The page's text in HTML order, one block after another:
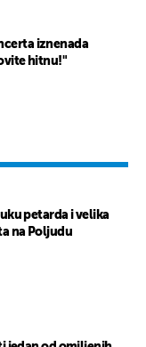
iznenada
hitnu!"
petarda i velika
na Poljudu